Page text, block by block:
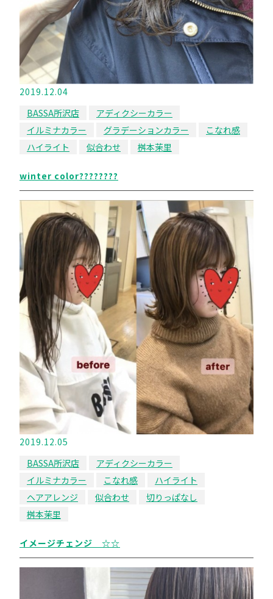
2019.12.04
BASSA所沢店
アディクシーカラー
イルミナカラー
グラデーションカラー
こなれ感
ハイライト
似合わせ 桝本茉里
winter color????????
2019.12.05
BASSA所沢店
アディクシーカラー
イルミナカラー
こなれ感
ハイライト
ヘアアレンジ
似合わせ
切りっぱなし
桝本茉里
イメージチェンジ ☆☆